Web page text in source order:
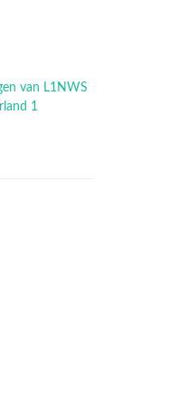
van L1NWS
1